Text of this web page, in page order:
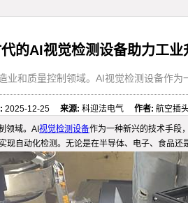
的AI视觉检测设备助力工业
和质量控制领域。AI视觉检测设备作
2025-12-25来源: 科迎法电气作者: 航空插
领域。AI 视觉检测设备作为一种新兴的技术手段
自动化检测。无论是在半导体、电子、食品还